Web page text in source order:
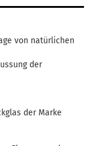
von natürlichen
der
der Marke